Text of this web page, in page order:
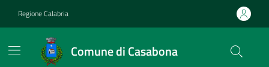
Regione Calabria
Comune di Casabona